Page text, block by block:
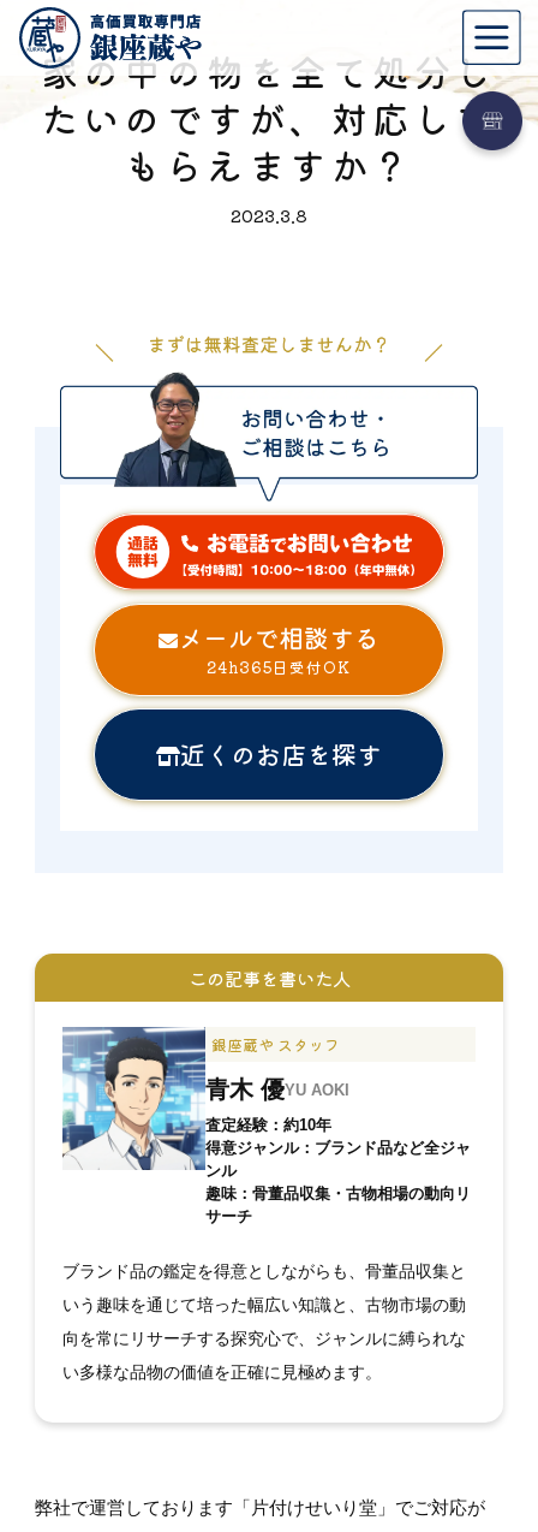
家の中の物を全て処分し
たいのですが、対応して
もらえますか？
2023.3.8
メールで相談する
24h365日受付OK
近くのお店を探す
この記事を書いた人
銀座蔵や スタッフ
青木 優YU AOKI
査定経験：約10年
得意ジャンル：ブランド品など全ジャ
ンル
趣味：骨董品収集・古物相場の動向リ
サーチ
ブランド品の鑑定を得意としながらも、骨董品収集と
いう趣味を通じて培った幅広い知識と、古物市場の動
向を常にリサーチする探究心で、ジャンルに縛られな
い多様な品物の価値を正確に見極めます。
弊社で運営しております「片付けせいり堂」でご対応が